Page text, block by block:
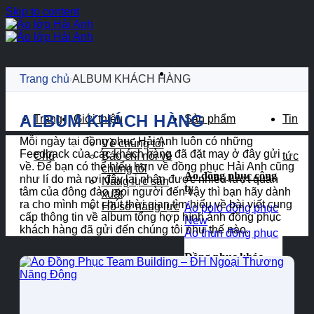
Skip to content
Trang
Chủ
Giới thiệu
Về chúng tôi
Báo chí nói về
chúng tôi
Năng lực sản
xuất
Hồ sơ năng lực
Sản phẩm
Áo đồng phục công
ty
Áo polo đồng phục
Áo thun đồng phục
Đồng phục khác
Tin
tức
Trang chủ›ALBUM KHÁCH HÀNG
ALBUM KHÁCH HÀNG
Mỗi ngày tại đồng phục Hải Anh luôn có những
Feedback của các khách hàng đã đặt may ở đây gửi
về. Để bạn có thể hiểu hơn về đồng phục Hải Anh cũng
như lí do mà nơi đây lại nhận được nhiều lượt quan
tâm của đông đảo mọi người đến vậy thì bạn hãy dành
ra cho mình một chút thời gian tìm hiểu về bài viết cung
cấp thông tin về album tổng hợp hình ảnh đồng phục
khách hàng đã gửi đến chúng tôi như thế nào.